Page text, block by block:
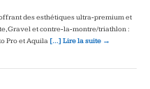
des esthétiques ultra‑premium et
Gravel et contre‑la‑montre/triathlon :
Pro et Aquila […] Lire la suite →